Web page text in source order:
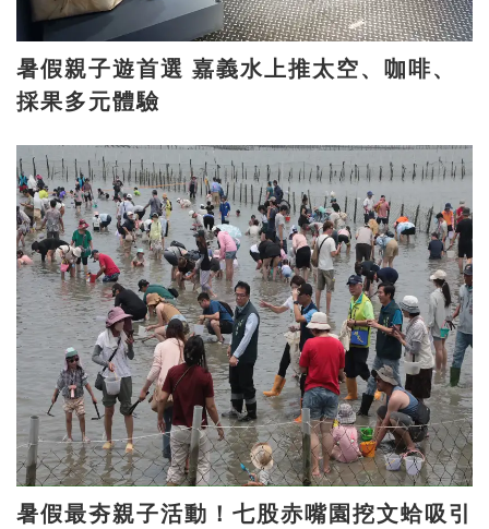
暑假親子遊首選 嘉義水上推太空、咖啡、
採果多元體驗
暑假最夯親子活動！七股赤嘴園挖文蛤吸引